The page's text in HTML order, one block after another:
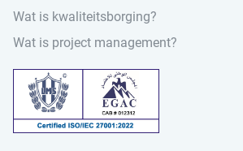
Wat is kwaliteitsborging?
Wat is project management?